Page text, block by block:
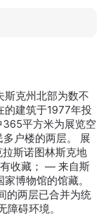
斯克州北部为数不
的建筑于1977年投
平方米为展览空
户楼的两层。 展
斯诺图林斯克地
收藏； — 来自斯
博物馆的馆藏。
的两层已合并为统
碍环境。